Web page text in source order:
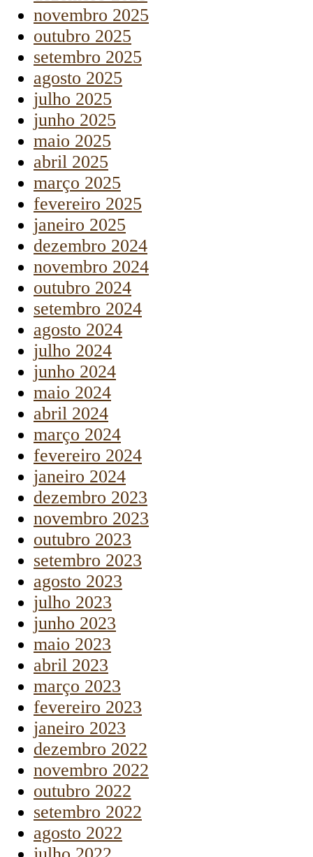
novembro 2025
outubro 2025
setembro 2025
agosto 2025
julho 2025
junho 2025
maio 2025
abril 2025
março 2025
fevereiro 2025
janeiro 2025
dezembro 2024
novembro 2024
outubro 2024
setembro 2024
agosto 2024
julho 2024
junho 2024
maio 2024
abril 2024
março 2024
fevereiro 2024
janeiro 2024
dezembro 2023
novembro 2023
outubro 2023
setembro 2023
agosto 2023
julho 2023
junho 2023
maio 2023
abril 2023
março 2023
fevereiro 2023
janeiro 2023
dezembro 2022
novembro 2022
outubro 2022
setembro 2022
agosto 2022